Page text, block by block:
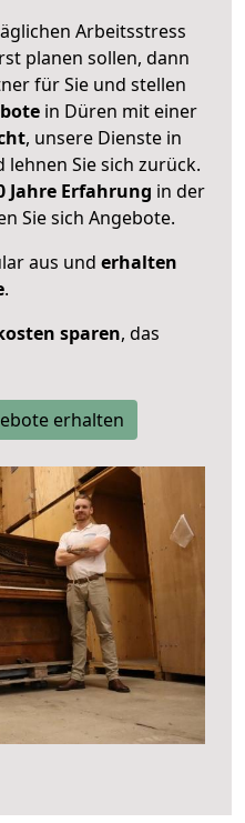
Arbeitsstress
planen sollen, dann
für Sie und stellen
in Düren mit einer
, unsere Dienste in
Sie sich zurück.
Jahre Erfahrung in der
Sie sich Angebote.
aus und erhalten
.
sparen, das
erhalten